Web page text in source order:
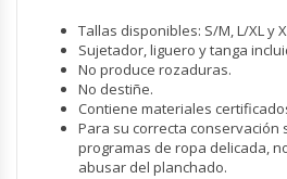
Tallas disponibles: S/M, L/XL y
Sujetador, liguero y tanga
No produce rozaduras.
No destiñe.
Contiene materiales
Para su correcta conservación
programas de ropa delicada,
abusar del planchado.